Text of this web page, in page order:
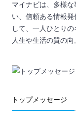
マイナビは、多様
い、信頼ある情報
して、一人ひとり
人生や生活の質の向
トップメッセージ